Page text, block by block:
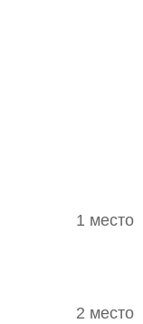
1 место
2 место